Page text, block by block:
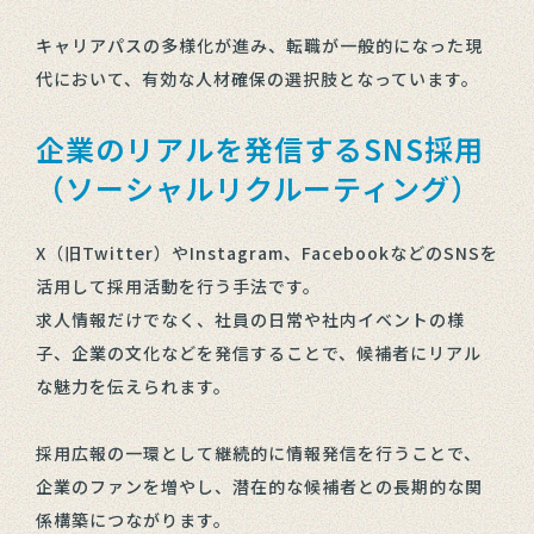
キャリアパスの多様化が進み、転職が一般的になった現
代において、有効な人材確保の選択肢となっています。
企業のリアルを発信するSNS採用
（ソーシャルリクルーティング）
X（旧Twitter）やInstagram、FacebookなどのSNSを
活用して採用活動を行う手法です。
求人情報だけでなく、社員の日常や社内イベントの様
子、企業の文化などを発信することで、候補者にリアル
な魅力を伝えられます。
採用広報の一環として継続的に情報発信を行うことで、
企業のファンを増やし、潜在的な候補者との長期的な関
係構築につながります。